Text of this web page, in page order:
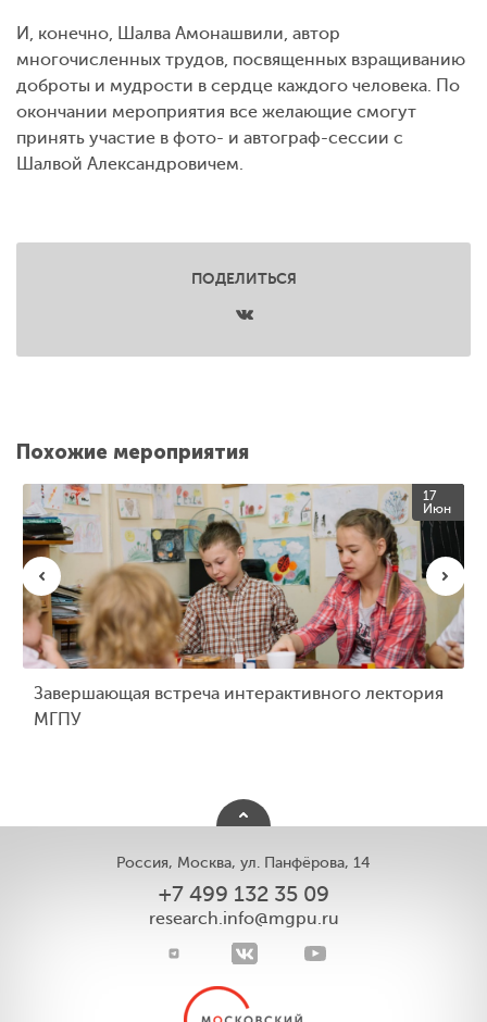
И, конечно, Шалва Амонашвили, автор
многочисленных трудов, посвященных взращиванию
доброты и мудрости в сердце каждого человека. По
окончании мероприятия все желающие смогут
принять участие в фото- и автограф-сессии с
Шалвой Александровичем.
ПОДЕЛИТЬСЯ
Похожие мероприятия
17
Июн
Завершающая встреча интерактивного лектория
МГПУ
Россия, Москва, ул. Панфёрова, 14
+7 499 132 35 09
research.info@mgpu.ru